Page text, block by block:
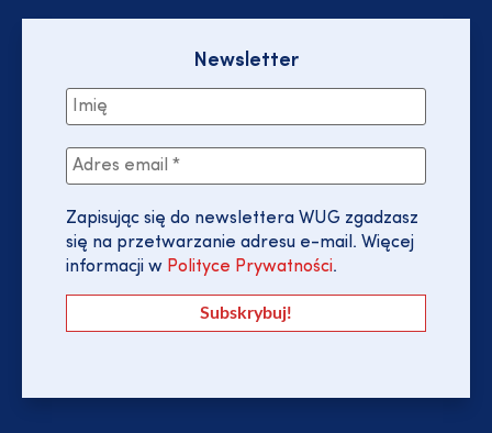
Newsletter
Zapisując się do newslettera WUG zgadzasz
się na przetwarzanie adresu e-mail. Więcej
informacji w Polityce Prywatności.